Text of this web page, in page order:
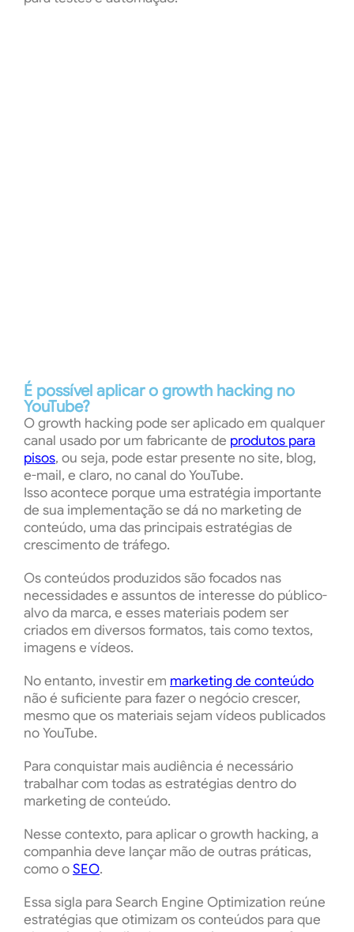
É possível aplicar o growth hacking no
YouTube?
O growth hacking pode ser aplicado em qualquer
canal usado por um fabricante de produtos para
pisos, ou seja, pode estar presente no site, blog,
e-mail, e claro, no canal do YouTube.
Isso acontece porque uma estratégia importante
de sua implementação se dá no marketing de
conteúdo, uma das principais estratégias de
crescimento de tráfego.
Os conteúdos produzidos são focados nas
necessidades e assuntos de interesse do público-
alvo da marca, e esses materiais podem ser
criados em diversos formatos, tais como textos,
imagens e vídeos.
No entanto, investir em marketing de conteúdo
não é suficiente para fazer o negócio crescer,
mesmo que os materiais sejam vídeos publicados
no YouTube.
Para conquistar mais audiência é necessário
trabalhar com todas as estratégias dentro do
marketing de conteúdo.
Nesse contexto, para aplicar o growth hacking, a
companhia deve lançar mão de outras práticas,
como oSEO.
Essa sigla para Search Engine Optimization reúne
estratégias que otimizam os conteúdos para que